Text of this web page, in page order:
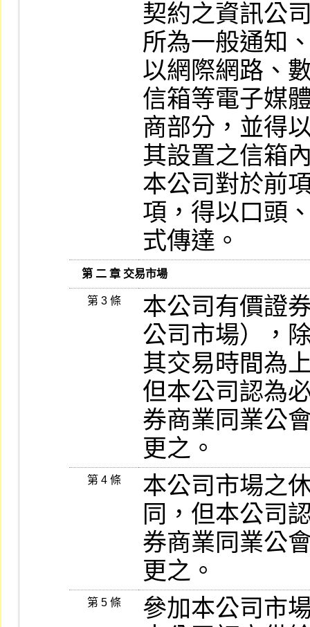
契約之資訊公
所為一般通知
以網際網路、
信箱等電子媒
商部分，並得
其設置之信箱
本公司對於前
項，得以口頭
式傳達。
   第 二 章 交易市場
第 3 條
本公司有價證
公司市場），
其交易時間為
但本公司認為
券商業同業公
更之。
第 4 條
本公司市場之
同，但本公司
券商業同業公
更之。
第 5 條
參加本公司市